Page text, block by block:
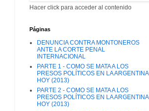
Hacer click para acceder al contenido
Páginas
DENUNCIA CONTRA MONTONEROS
ANTE LA CORTE PENAL
INTERNACIONAL
PARTE 1 - COMO SE MATA A LOS
PRESOS POLÍTICOS EN LA ARGENTINA
HOY (2013)
PARTE 2 - COMO SE MATA A LOS
PRESOS POLÍTICOS EN LA ARGENTINA
HOY (2013)